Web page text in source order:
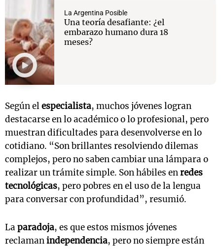
La Argentina Posible
Una teoría desafiante: ¿el
embarazo humano dura 18
meses?
Según elespecialista, muchos jóvenes logran
destacarse en lo académico o lo profesional, pero
muestran dificultades para desenvolverse en lo
cotidiano. “Son brillantes resolviendo dilemas
complejos, pero no saben cambiar una lámpara o
realizar un trámite simple. Son hábiles enredes
tecnológicas, pero pobres en el uso de la lengua
para conversar con profundidad”, resumió.
Laparadoja, es que estos mismos jóvenes
reclamanindependencia, pero no siempre están